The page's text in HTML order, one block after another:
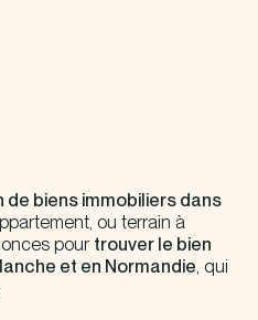
de biens immobiliers dans
ou terrain à
pour trouver le bien
et en Normandie , qui